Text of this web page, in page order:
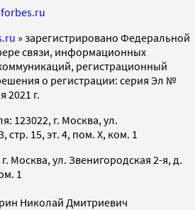
forbes.ru
» зарегистрировано Федеральной
связи, информационных
регистрационный
о регистрации: серия Эл №
2021 г.
123022, г. Москва, ул.
стр. 15, эт. 4, пом. X, ком. 1
Москва, ул. Звенигородская 2-я, д.
1
Николай Дмитриевич